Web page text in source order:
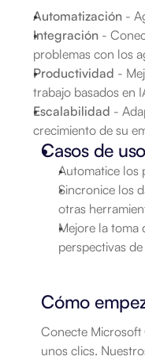
Automatización -
Integración -
problemas con los
Productividad -
trabajo basados en
Escalabilidad -
crecimiento de su
Casos de uso
Automatice los
Sincronice los
otras
Mejore la toma
perspectivas
Cómo
Conecte Microsoft
unos clics.